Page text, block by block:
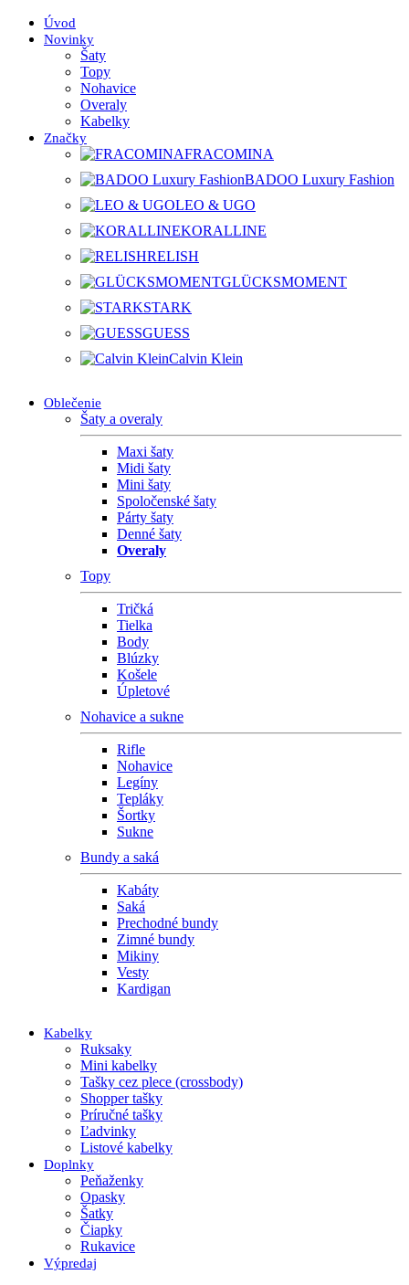
Úvod
Novinky
Šaty
Topy
Nohavice
Overaly
Kabelky
Značky
FRACOMINA
BADOO Luxury Fashion
LEO & UGO
KORALLINE
RELISH
GLÜCKSMOMENT
STARK
GUESS
Calvin Klein
Oblečenie
Šaty a overaly
Maxi šaty
Midi šaty
Mini šaty
Spoločenské šaty
Párty šaty
Denné šaty
Overaly
Topy
Tričká
Tielka
Body
Blúzky
Košele
Úpletové
Nohavice a sukne
Rifle
Nohavice
Legíny
Tepláky
Šortky
Sukne
Bundy a saká
Kabáty
Saká
Prechodné bundy
Zimné bundy
Mikiny
Vesty
Kardigan
Kabelky
Ruksaky
Mini kabelky
Tašky cez plece (crossbody)
Shopper tašky
Príručné tašky
Ľadvinky
Listové kabelky
Doplnky
Peňaženky
Opasky
Šatky
Čiapky
Rukavice
Výpredaj